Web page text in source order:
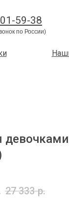
59-38
по России)
27 333 р.